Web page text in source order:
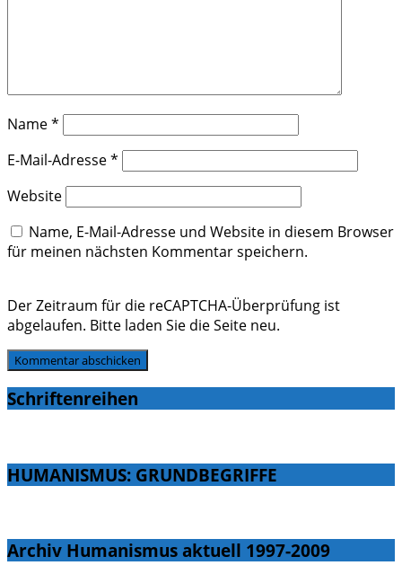
Name*
E-Mail-Adresse*
Website
Name, E-Mail-Adresse und Website in diesem Browser
für meinen nächsten Kommentar speichern.
Der Zeitraum für die reCAPTCHA-Überprüfung ist
abgelaufen. Bitte laden Sie die Seite neu.
Schriftenreihen
HUMANISMUS: GRUNDBEGRIFFE
Archiv Humanismus aktuell 1997-2009